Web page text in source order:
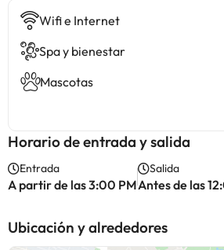
Wifi e Internet
Spa y bienestar
Mascotas
Horario de entrada y salida
Entrada
A partir de las 3:00 PM
Salida
Antes de las
Ubicación y alrededores